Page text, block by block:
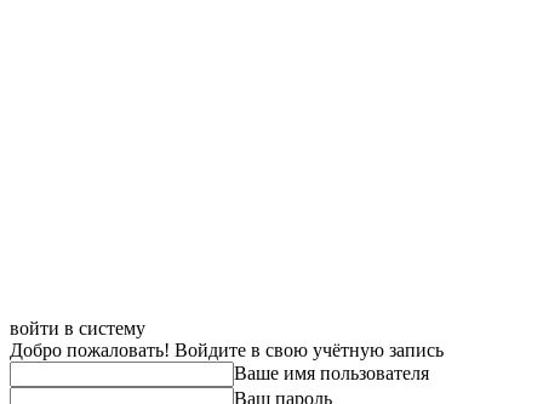
войти в систему
Добро пожаловать! Войдите в свою учётную запись
Ваше имя пользователя
Ваш пароль